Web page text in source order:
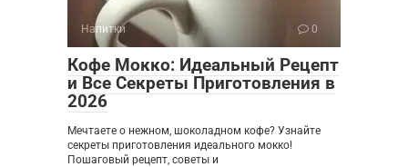
Напитки 0
Кофе Мокко: Идеальный Рецепт
и Все Секреты Приготовления в
2026
Мечтаете о нежном, шоколадном кофе? Узнайте
секреты приготовления идеального мокко!
Пошаговый рецепт, советы и